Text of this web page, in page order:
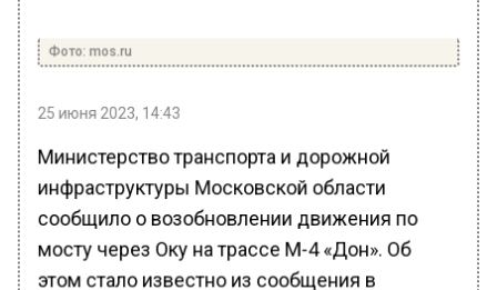
Фото: mos.ru
25 июня 2023, 14:43
Министерство транспорта и дорожной
инфраструктуры Московской области
сообщило о возобновлении движения по
мосту через Оку на трассе М-4 «Дон». Об
этом стало известно из сообщения в